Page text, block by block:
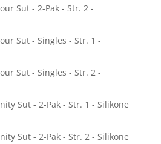
Sut - 2-Pak - Str. 2 -
Sut - Singles - Str. 1 -
Sut - Singles - Str. 2 -
Sut - 2-Pak - Str. 1 - Silikone
Sut - 2-Pak - Str. 2 - Silikone